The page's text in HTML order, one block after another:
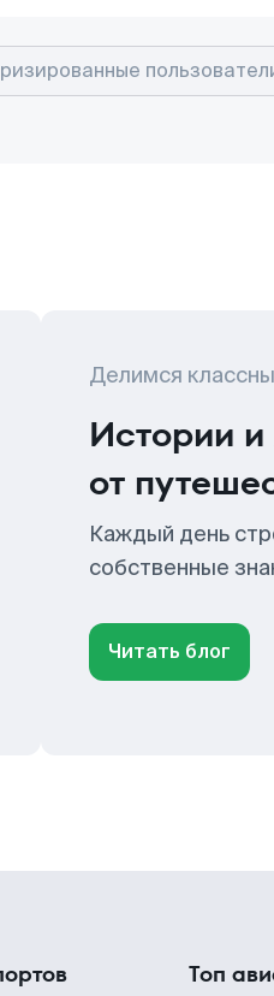
Делимся
Истории и
от
Каждый день
собственные
Читать блог
Топ